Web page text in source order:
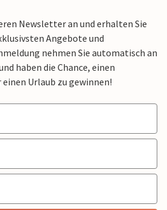
Newsletter an und erhalten Sie
Angebote und
nehmen Sie automatisch an
haben die Chance, einen
Urlaub zu gewinnen!